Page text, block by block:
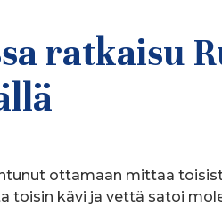
ratkaisu
ottamaan mittaa
toisin kävi ja vettä satoi